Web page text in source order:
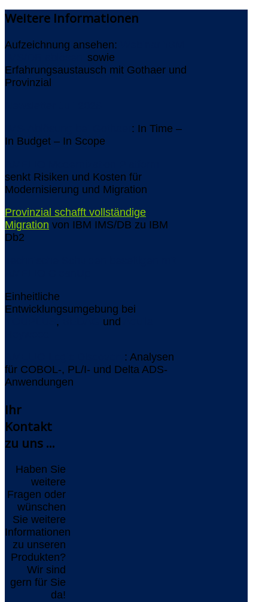
Weitere Informationen
Aufzeichnung ansehen:
sowie
Erfahrungsaustausch mit Gothaer und
Provinzial
: In Time –
In Budget – In Scope
senkt Risiken und Kosten für
Modernisierung und Migration
Provinzial schafft vollständige
Migration von IBM IMS/DB zu IBM
Db2
Einheitliche
Entwicklungsumgebung bei
, und
: Analysen
für COBOL-, PL/I- und Delta ADS-
Anwendungen
Ihr
Kontakt
zu uns ...
Haben Sie
weitere
Fragen oder
wünschen
Sie weitere
Informationen
zu unseren
Produkten?
Wir sind
gern für Sie
da!